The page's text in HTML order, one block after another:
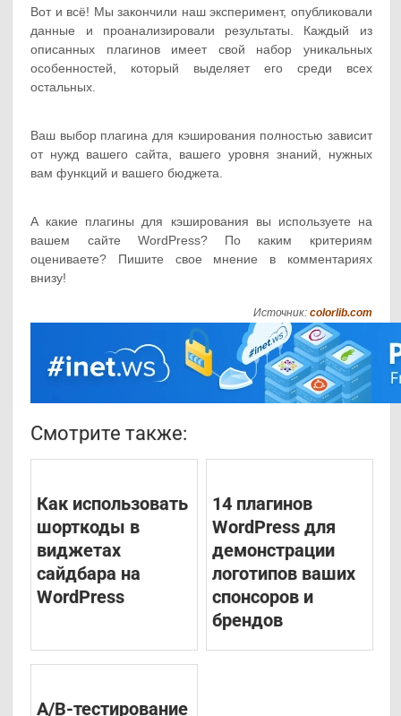
Вот и всё! Мы закончили наш эксперимент, опубликовали
данные и проанализировали результаты. Каждый из
описанных плагинов имеет свой набор уникальных
особенностей, который выделяет его среди всех
остальных.
Ваш выбор плагина для кэширования полностью зависит
от нужд вашего сайта, вашего уровня знаний, нужных
вам функций и вашего бюджета.
А какие плагины для кэширования вы используете на
вашем сайте WordPress? По каким критериям
оцениваете? Пишите свое мнение в комментариях
внизу!
Источник: colorlib.com
Смотрите также:
Как использовать
шорткоды в
виджетах
сайдбара на
WordPress
14 плагинов
WordPress для
демонстрации
логотипов ваших
спонсоров и
брендов
A/B-тестирование